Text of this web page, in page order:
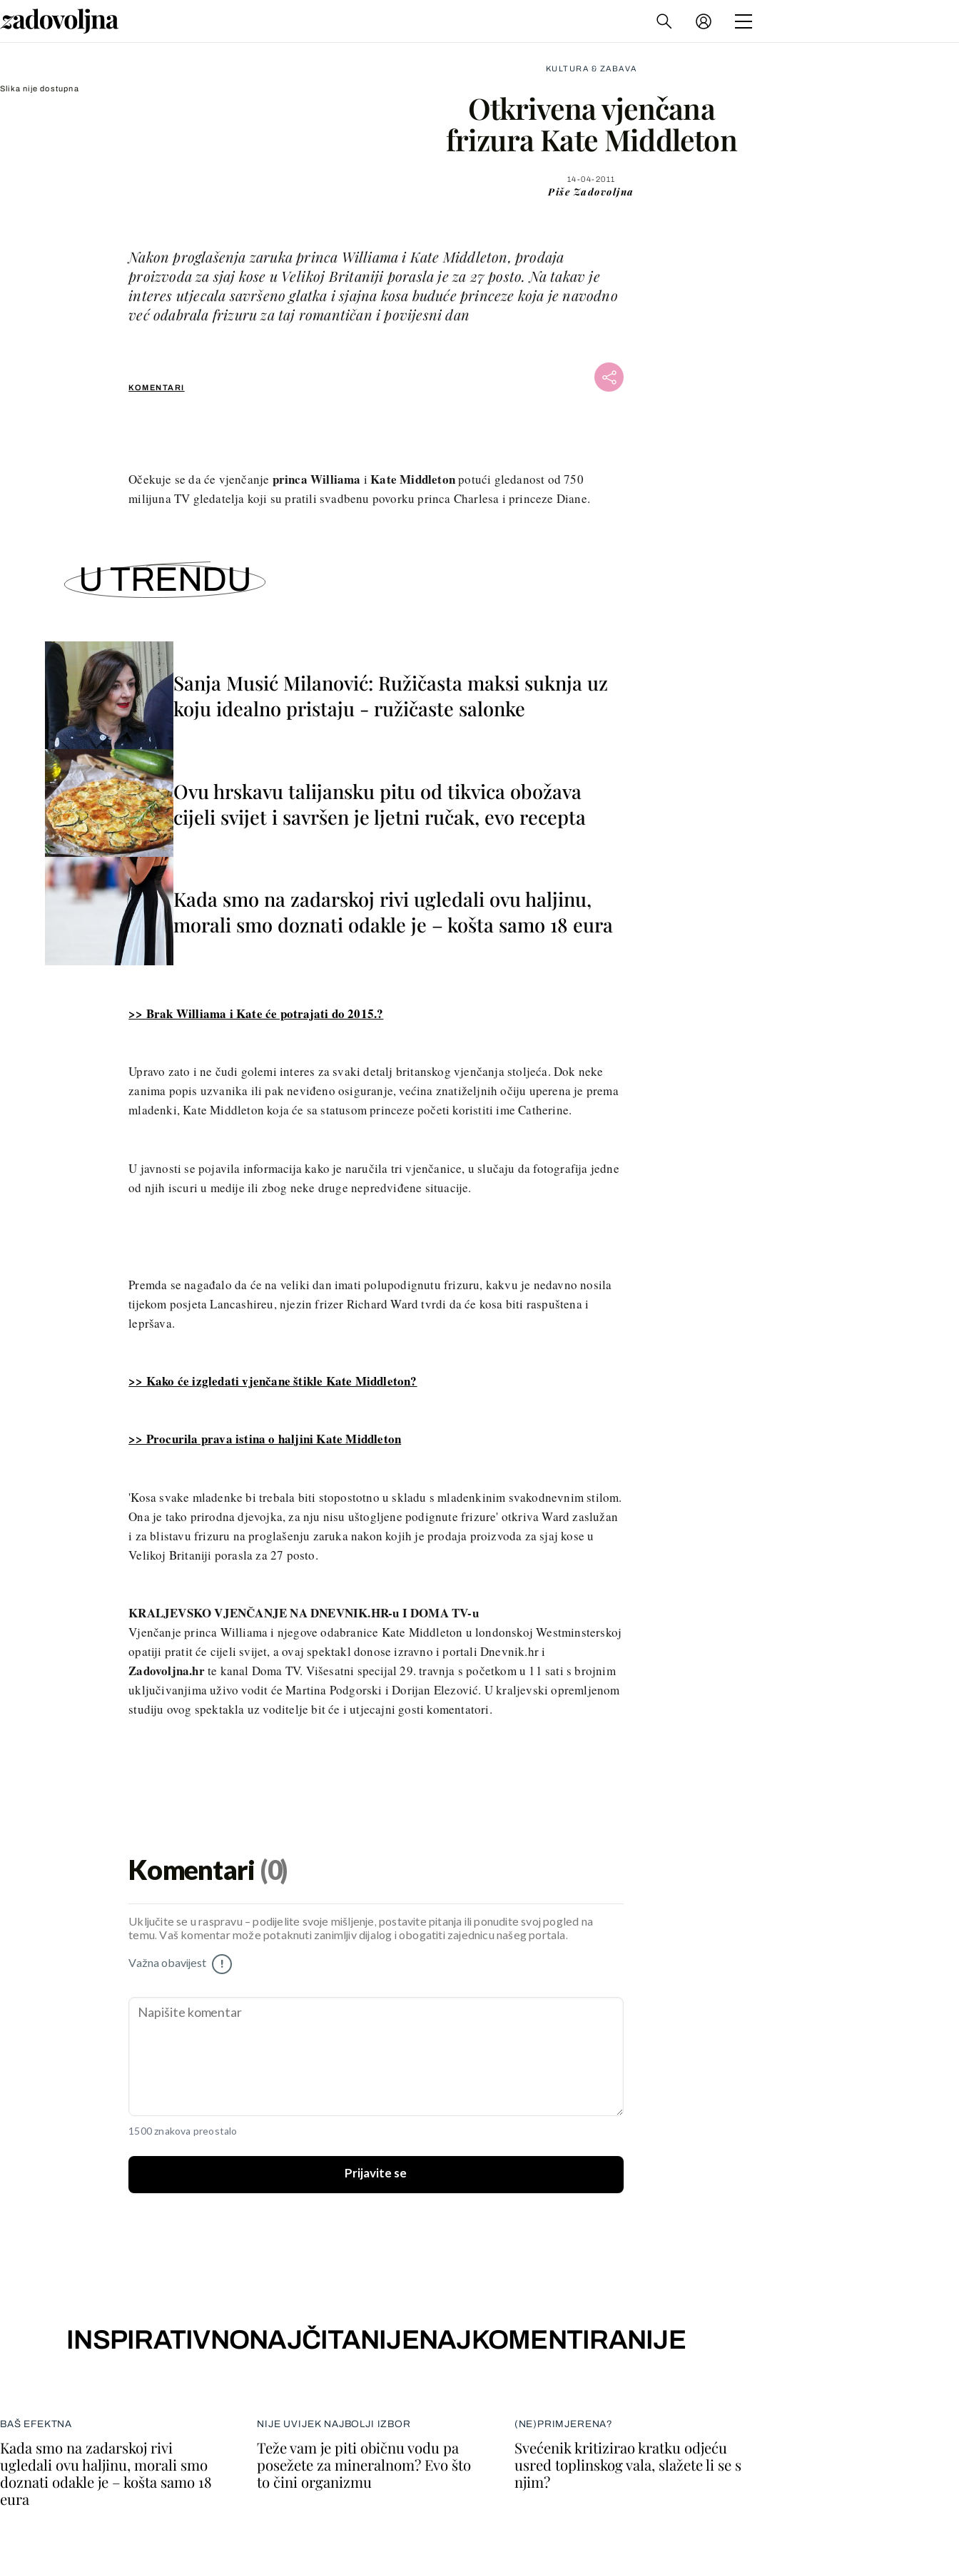
Slika nije dostupna
KULTURA & ZABAVA
Otkrivena vjenčana
frizura Kate Middleton
14-04-2011
Piše Zadovoljna
KOMENTARI
Nakon proglašenja zaruka princa Williama i Kate Middleton, prodaja
proizvoda za sjaj kose u Velikoj Britaniji porasla je za 27 posto. Na takav je
interes utjecala savršeno glatka i sjajna kosa buduće princeze koja je navodno
već odabrala frizuru za taj romantičan i povijesni dan
WhatsApp
Viber
Očekuje se da će vjenčanje princa Williama iKate Middletonpotući gledanost od 750
milijuna TV gledatelja koji su pratili svadbenu povorku princa Charlesa i princeze Diane.
U TRENDU
Sanja Musić Milanović: Ružičasta maksi suknja uz
koju idealno pristaju - ružičaste salonke
Ovu hrskavu talijansku pitu od tikvica obožava
cijeli svijet i savršen je ljetni ručak, evo recepta
Kada smo na zadarskoj rivi ugledali ovu haljinu,
morali smo doznati odakle je – košta samo 18 eura
>> Brak Williama i Kate će potrajati do 2015.?
Upravo zato i ne čudi golemi interes za svaki detalj britanskog vjenčanja stoljeća. Dok neke
zanima popis uzvanika ili pak neviđeno osiguranje, većina znatiželjnih očiju uperena je prema
mladenki, Kate Middleton koja će sa statusom princeze početi koristiti ime Catherine.
U javnosti se pojavila informacija kako je naručila tri vjenčanice, u slučaju da fotografija jedne
od njih iscuri u medije ili zbog neke druge nepredviđene situacije.
Premda se nagađalo da će na veliki dan imati polupodignutu frizuru, kakvu je nedavno nosila
tijekom posjeta Lancashireu, njezin frizer Richard Ward tvrdi da će kosa biti raspuštena i
lepršava.
>> Kako će izgledati vjenčane štikle Kate Middleton?
>> Procurila prava istina o haljini Kate Middleton
'Kosa svake mladenke bi trebala biti stopostotno u skladu s mladenkinim svakodnevnim stilom.
Ona je tako prirodna djevojka, za nju nisu uštogljene podignute frizure' otkriva Ward zaslužan
i za blistavu frizuru na proglašenju zaruka nakon kojih je prodaja proizvoda za sjaj kose u
Velikoj Britaniji porasla za 27 posto.
KRALJEVSKO VJENČANJE NA DNEVNIK.HR-u I DOMA TV-u
Vjenčanje princa Williama i njegove odabranice Kate Middleton u londonskoj Westminsterskoj
opatiji pratit će cijeli svijet, a ovaj spektakl donose izravno i portali Dnevnik.hr i
Zadovoljna.hrte kanal Doma TV. Višesatni specijal 29. travnja s početkom u 11 sati s brojnim
uključivanjima uživo vodit će Martina Podgorski i Dorijan Elezović. U kraljevski opremljenom
studiju ovog spektakla uz voditelje bit će i utjecajni gosti komentatori.
Komentari (0)
Uključite se u raspravu – podijelite svoje mišljenje, postavite pitanja ili ponudite svoj pogled na
temu. Vaš komentar može potaknuti zanimljiv dijalog i obogatiti zajednicu našeg portala.
Važna obavijest !
1500 znakova preostalo
Prijavite se
INSPIRATIVNONAJČITANIJENAJKOMENTIRANIJE
BAŠ EFEKTNA
Kada smo na zadarskoj rivi
ugledali ovu haljinu, morali smo
doznati odakle je – košta samo 18
eura
NIJE UVIJEK NAJBOLJI IZBOR
Teže vam je piti običnu vodu pa
posežete za mineralnom? Evo što
to čini organizmu
(NE)PRIMJERENA?
Svećenik kritizirao kratku odjeću
usred toplinskog vala, slažete li se s
njim?